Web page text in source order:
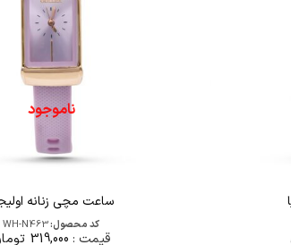
ناموجود
ساعت مچی زنانه
کد محصول:WH-N463
قیمت : 319,000